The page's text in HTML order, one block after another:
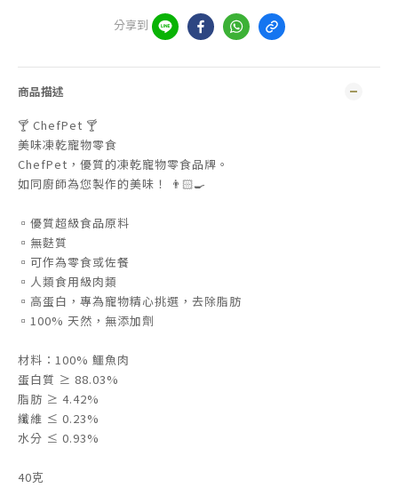
分享到
商品描述
🍸 ChefPet 🍸
美味凍乾寵物零食
ChefPet，優質的凍乾寵物零食品牌。
如同廚師為您製作的美味！ 👨🏻‍🍳
▫️優質超級食品原料
▫️無麩質
▫️可作為零食或佐餐
▫️人類食用級肉類
▫️高蛋白，專為寵物精心挑選，去除脂肪
▫️100% 天然，無添加劑
材料：100% 鱷魚肉
蛋白質 ≥ 88.03%
脂肪 ≥ 4.42%
纖維 ≤ 0.23%
水分 ≤ 0.93%
40克